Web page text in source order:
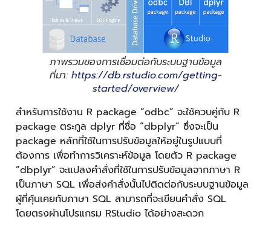
ภาพรวมของการเชื่อมต่อกับระบบฐานข้อมูล
ที่มา: https://db.rstudio.com/getting-
started/overview/
สำหรับการใช้งาน R package “odbc” จะใช้ควบคู่กับ R
package ตระกูล dplyr ที่ชื่อ “dbplyr” ซึ่งจะเป็น
package หลักที่ใช้ในการปรับข้อมูลให้อยู่ในรูปแบบที่
ต้องการ เพื่อทำการวิเคราะห์ข้อมูล โดยตัว R package
“dbplyr” จะแปลงคำสั่งที่ใช้ในการปรับข้อมูลจากภาษา R
เป็นภาษา SQL เพื่อส่งคำสั่งนั้นไปติดต่อกับระบบฐานข้อมูล
ผู้ที่คุ้นเคยกับภาษา SQL สามารถที่จะเขียนคำสั่ง SQL
โดยตรงผ่านโปรแกรม RStudio ได้อย่างสะดวก